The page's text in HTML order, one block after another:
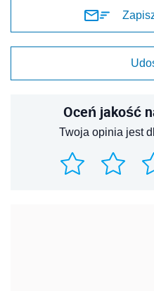
Oceń jakość
Twoja opinia jest